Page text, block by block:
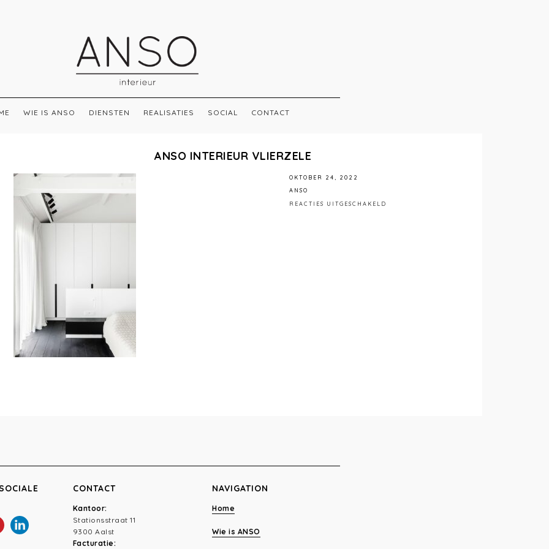
WIE IS ANSO DIENSTEN REALISATIES SOCIAL CONTACT
ANSO INTERIEUR VLIERZELE
OKTOBER 24, 2022
ANSO
REACTIES UITGESCHAKELD
CONTACT
Kantoor:
Stationsstraat 11
9300 Aalst
Facturatie:
NAVIGATION
Home
Wie is ANSO